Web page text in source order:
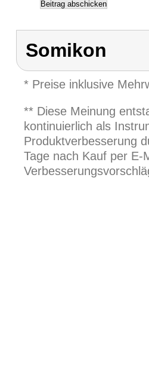
Somikon
* Preise inklusive
** Diese Meinung
kontinuierlich als
Produktverbesserung
Tage nach Kauf per E-